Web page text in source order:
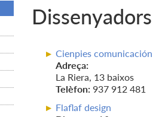
Dissenyadors
Cienpies comunicación
Adreça:
La Riera, 13 baixos
Telèfon: 937 912 481
Flaflaf design